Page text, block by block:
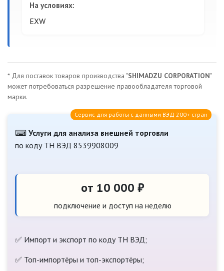
На условиях:
EXW
* Для поставок товаров производства "SHIMADZU CORPORATION"
может потребоваться разрешение правообладателя торговой
марки.
⌨ Услуги для анализа внешней торговли
по коду ТН ВЭД 8539908009
Сервис для работы с данными ВЭД 200+ стран
от 10 000 ₽
подключение и доступ на неделю
✅ Импорт и экспорт по коду ТН ВЭД;
✅ Топ-импортёры и топ-экспортёры;